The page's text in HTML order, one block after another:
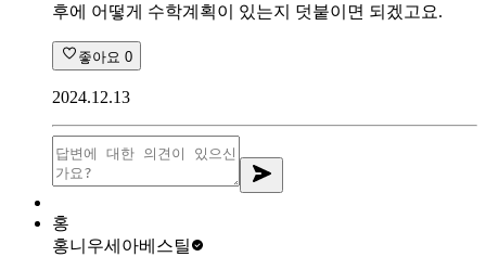
후에 어떻게 수학계획이 있는지 덧붙이면 되겠고요.
좋아요 0
2024.12.13
홍
홍니우세아베스틸